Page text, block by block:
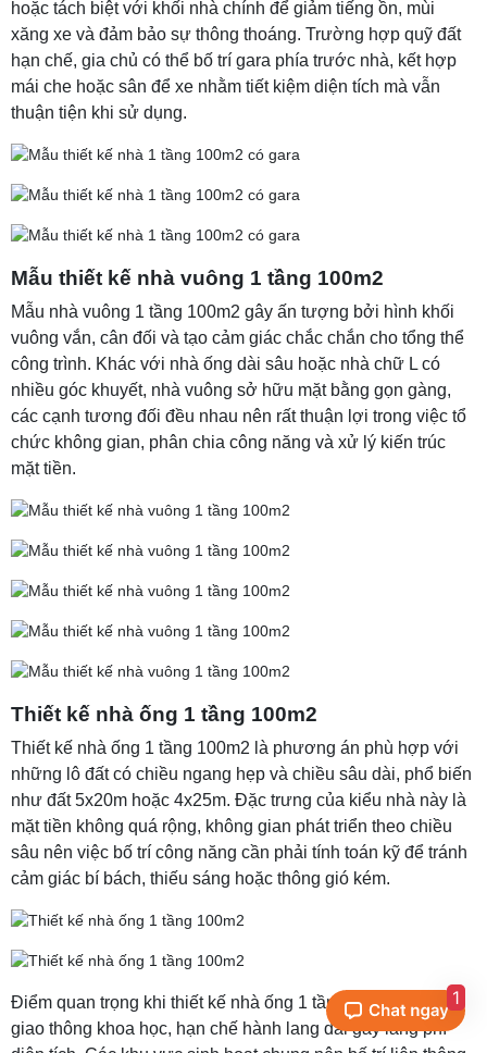
hoặc tách biệt với khối nhà chính để giảm tiếng ồn, mùi
xăng xe và đảm bảo sự thông thoáng. Trường hợp quỹ đất
hạn chế, gia chủ có thể bố trí gara phía trước nhà, kết hợp
mái che hoặc sân để xe nhằm tiết kiệm diện tích mà vẫn
thuận tiện khi sử dụng.
Mẫu thiết kế nhà vuông 1 tầng 100m2
Mẫu nhà vuông 1 tầng 100m2 gây ấn tượng bởi hình khối
vuông vắn, cân đối và tạo cảm giác chắc chắn cho tổng thể
công trình. Khác với nhà ống dài sâu hoặc nhà chữ L có
nhiều góc khuyết, nhà vuông sở hữu mặt bằng gọn gàng,
các cạnh tương đối đều nhau nên rất thuận lợi trong việc tổ
chức không gian, phân chia công năng và xử lý kiến trúc
mặt tiền.
Thiết kế nhà ống 1 tầng 100m2
Thiết kế nhà ống 1 tầng 100m2 là phương án phù hợp với
những lô đất có chiều ngang hẹp và chiều sâu dài, phổ biến
như đất 5x20m hoặc 4x25m. Đặc trưng của kiểu nhà này là
mặt tiền không quá rộng, không gian phát triển theo chiều
sâu nên việc bố trí công năng cần phải tính toán kỹ để tránh
cảm giác bí bách, thiếu sáng hoặc thông gió kém.
Điểm quan trọng khi thiết kế nhà ống 1 tầng 100m2 là bố trí
giao thông khoa học, hạn chế hành lang dài gây lãng phí
1